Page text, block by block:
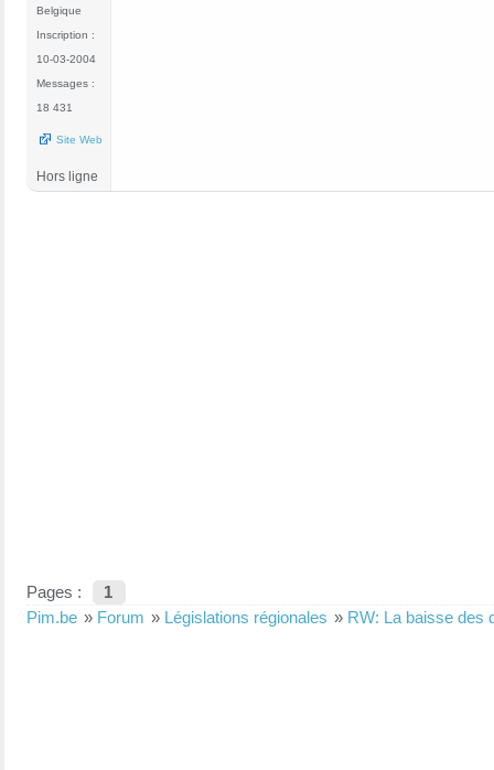
Belgique
Inscription :
10-03-2004
Messages :
18 431
Site Web
Hors ligne
Pages :
1
Pim.be » Forum » Législations régionales » RW: La baisse des